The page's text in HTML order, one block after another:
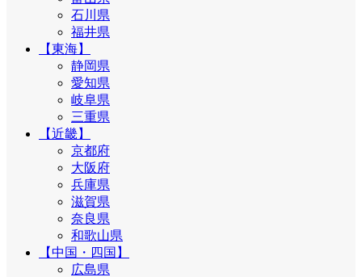
石川県
福井県
【東海】
静岡県
愛知県
岐阜県
三重県
【近畿】
京都府
大阪府
兵庫県
滋賀県
奈良県
和歌山県
【中国・四国】
広島県